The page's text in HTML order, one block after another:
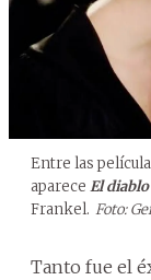
Entre las
aparece El
Frankel. Foto:
Tanto fue el